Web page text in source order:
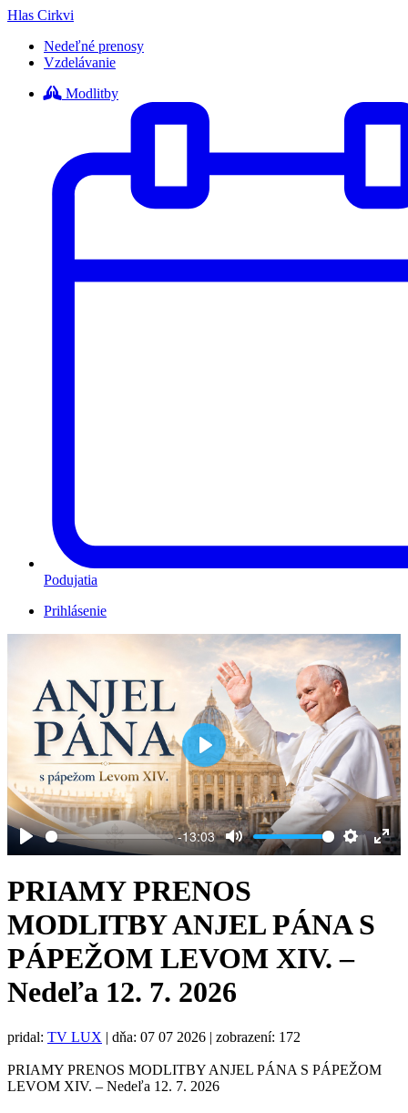
Hlas Cirkvi
Nedeľné prenosy
Vzdelávanie
Modlitby
Podujatia
Prihlásenie
Play
-13:03
Mute Settings
Play
PRIAMY PRENOS
MODLITBY ANJEL PÁNA S
PÁPEŽOM LEVOM XIV. –
Nedeľa 12. 7. 2026
pridal: TV LUX | dňa: 07 07 2026 | zobrazení: 172
PRIAMY PRENOS MODLITBY ANJEL PÁNA S PÁPEŽOM
LEVOM XIV. – Nedeľa 12. 7. 2026